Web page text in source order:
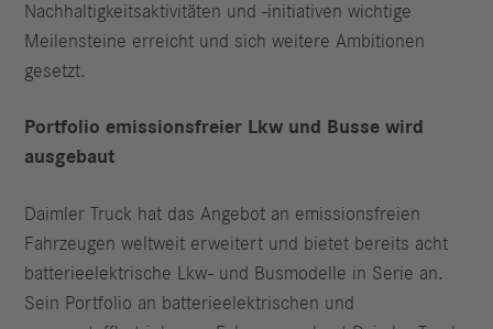
Nachhaltigkeitsaktivitäten und -initiativen wichtige
Meilensteine erreicht und sich weitere Ambitionen
gesetzt.
Portfolio emissionsfreier Lkw und Busse wird
ausgebaut
Daimler Truck hat das Angebot an emissionsfreien
Fahrzeugen weltweit erweitert und bietet bereits acht
batterieelektrische Lkw- und Busmodelle in Serie an.
Sein Portfolio an batterieelektrischen und